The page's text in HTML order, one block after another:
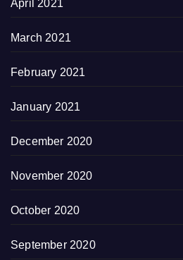
April 2021
March 2021
February 2021
January 2021
December 2020
November 2020
October 2020
September 2020